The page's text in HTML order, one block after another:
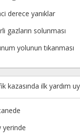
derece yanıklar
gazların solunması
yolunun tıkanması
kazasında ilk yardım
yerinde